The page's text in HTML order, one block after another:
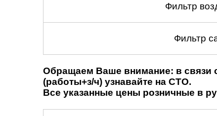
Фильтр
Фильтр
Обращаем Ваше внимание: в связи
(работы+з/ч) узнавайте на СТО.
Все указанные цены розничные в